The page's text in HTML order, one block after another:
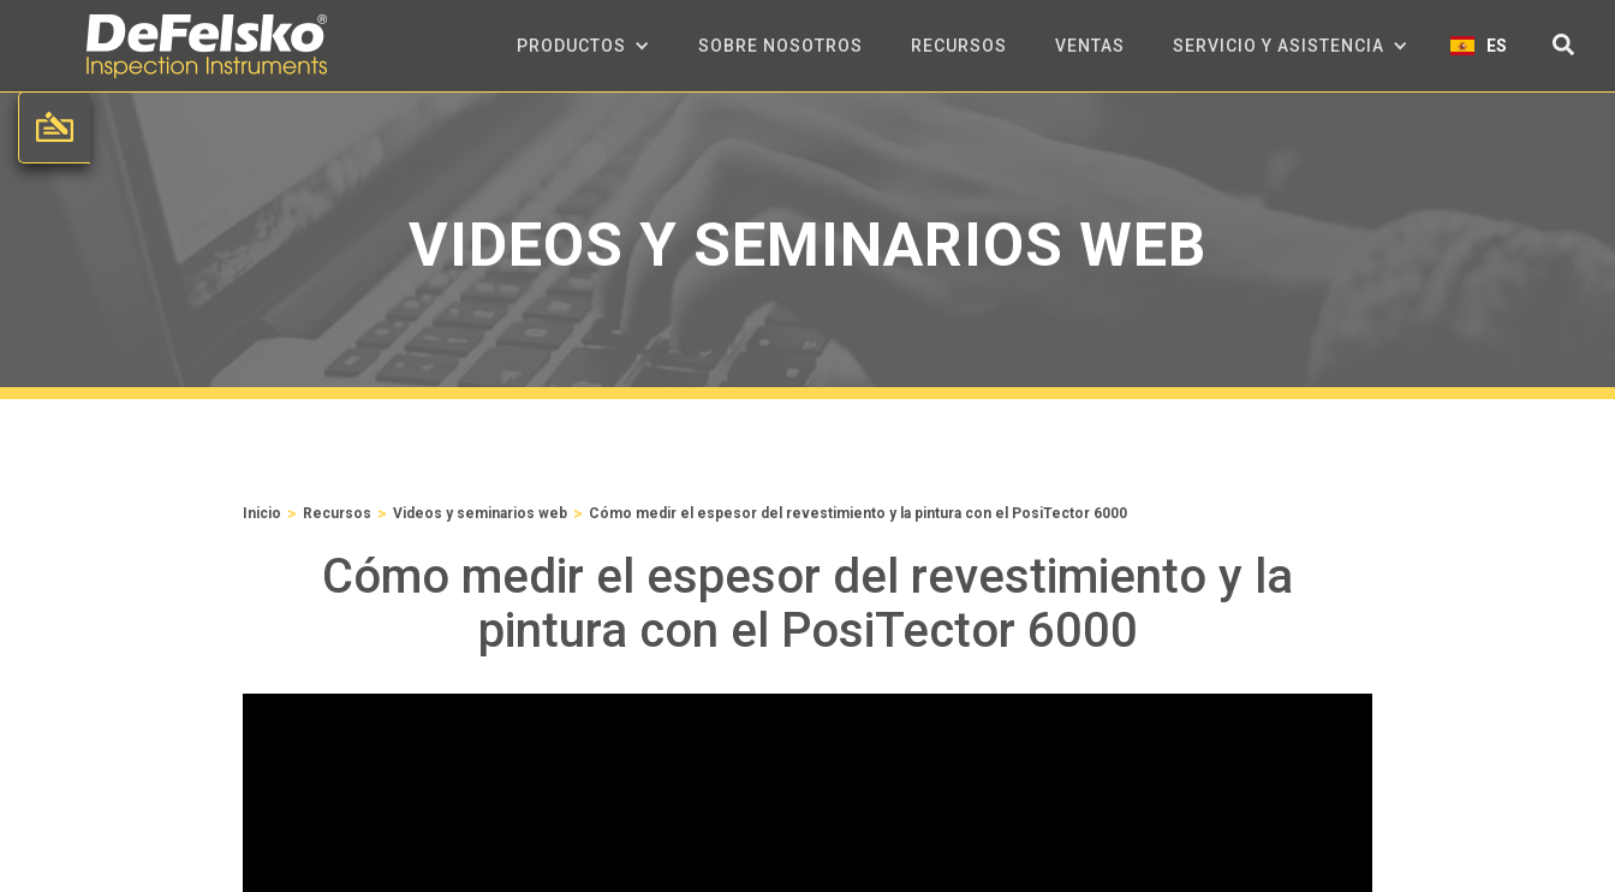
PRODUCTOS SOBRE NOSOTROS RECURSOS VENTAS SERVICIO Y ASISTENCIA ES
VIDEOS Y SEMINARIOS WEB
Inicio > Recursos > Videos y seminarios web > Cómo medir el espesor del revestimiento y la pintura con el PosiTector 6000
Cómo medir el espesor del revestimiento y la
pintura con el PosiTector 6000